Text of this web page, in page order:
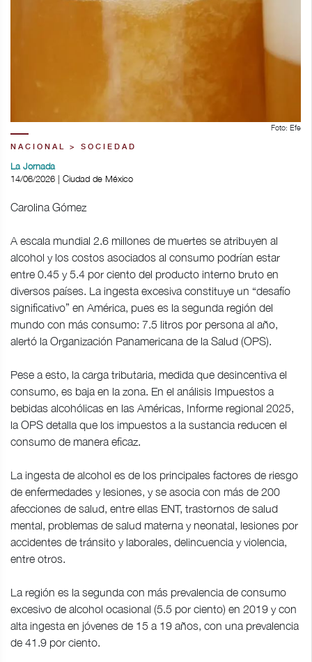
Foto: Efe
NACIONAL > SOCIEDAD
La Jornada
14/06/2026 | Ciudad de México
Carolina Gómez
A escala mundial 2.6 millones de muertes se atribuyen al
alcohol y los costos asociados al consumo podrían estar
entre 0.45 y 5.4 por ciento del producto interno bruto en
diversos países. La ingesta excesiva constituye un “desafío
significativo” en América, pues es la segunda región del
mundo con más consumo: 7.5 litros por persona al año,
alertó la Organización Panamericana de la Salud (OPS).
Pese a esto, la carga tributaria, medida que desincentiva el
consumo, es baja en la zona. En el análisis Impuestos a
bebidas alcohólicas en las Américas, Informe regional 2025,
la OPS detalla que los impuestos a la sustancia reducen el
consumo de manera eficaz.
La ingesta de alcohol es de los principales factores de riesgo
de enfermedades y lesiones, y se asocia con más de 200
afecciones de salud, entre ellas ENT, trastornos de salud
mental, problemas de salud materna y neonatal, lesiones por
accidentes de tránsito y laborales, delincuencia y violencia,
entre otros.
La región es la segunda con más prevalencia de consumo
excesivo de alcohol ocasional (5.5 por ciento) en 2019 y con
alta ingesta en jóvenes de 15 a 19 años, con una prevalencia
de 41.9 por ciento.